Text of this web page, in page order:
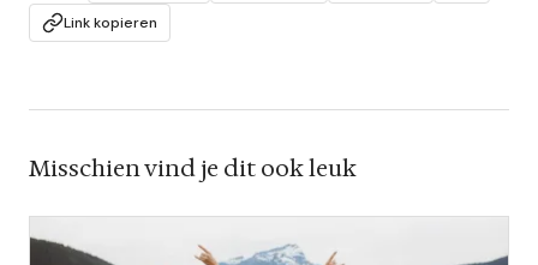
Link kopieren
Misschien vind je dit ook leuk